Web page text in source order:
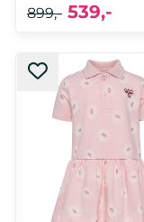
3 år, 4 år, 5 år, 6 år,
539,-
899,-